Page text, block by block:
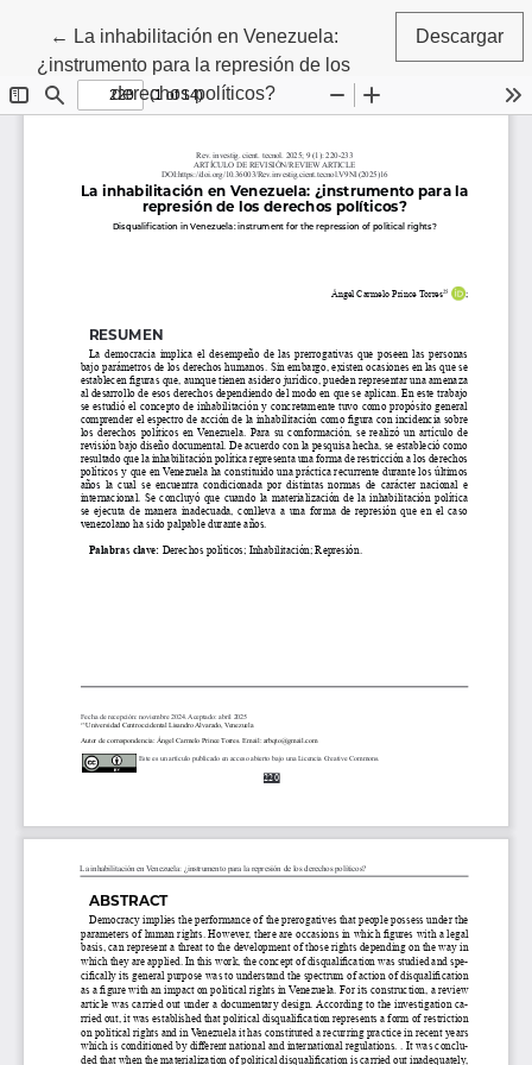
← Volver a los detalles del artículo
La inhabilitación en Venezuela:
¿instrumento para la represión de los
derechos políticos?
Descargar